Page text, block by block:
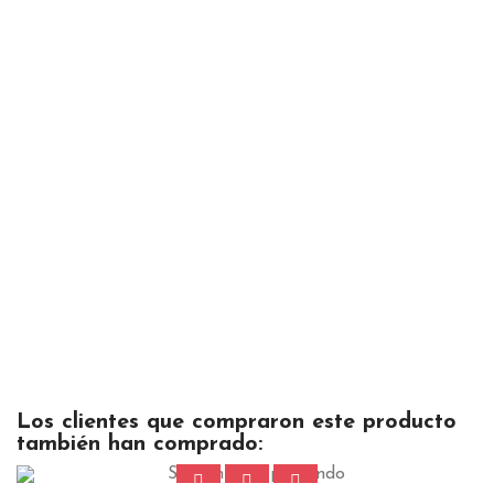
Los clientes que compraron este producto
también han comprado: